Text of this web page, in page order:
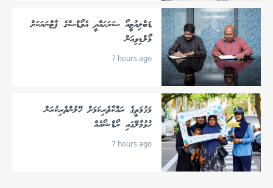
ޑަބްލިއުޓީއޯ ސަރަޙައްދީ އެވޯޑްސްގެ ޕާޓްނަރަކަށް
މޯލްޑިވިއަން
7 hours ago
މަގުމަތީގެ ރައްކާތެރިކަމަށް ހޭލުންތެރިކުރަން
ހުޅުމާލޭގައި ރޯޑްޝޯއެއް
7 hours ago